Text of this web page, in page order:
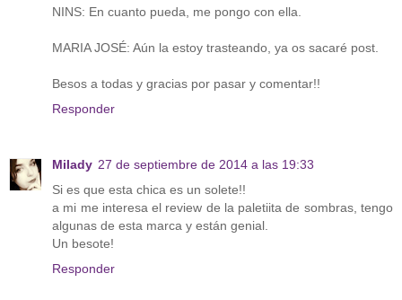
NINS: En cuanto pueda, me pongo con ella.
MARIA JOSÉ: Aún la estoy trasteando, ya os sacaré post.
Besos a todas y gracias por pasar y comentar!!
Responder
Milady 27 de septiembre de 2014 a las 19:33
Si es que esta chica es un solete!!
a mi me interesa el review de la paletiita de sombras, tengo
algunas de esta marca y están genial.
Un besote!
Responder